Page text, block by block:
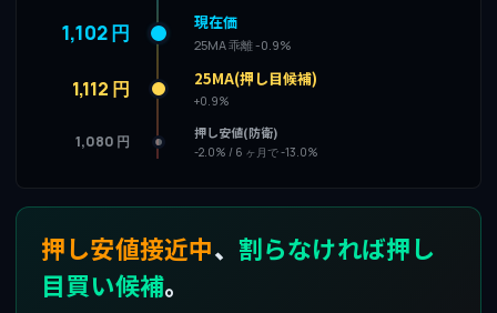
1,102 円 現在価
25MA 乖離 -0.9%
1,112 円 25MA(押し目候補)
+0.9%
1,080 円 押し安値(防衛)
-2.0% / 6 ヶ月で -13.0%
押し安値接近中、 割らなければ押し
目買い候補。